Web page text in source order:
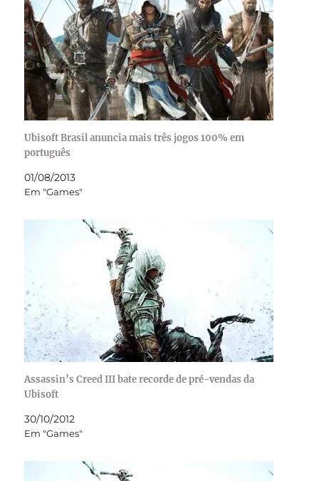
Ubisoft Brasil anuncia mais três jogos 100% em
português
01/08/2013
Em "Games"
Assassin’s Creed III bate recorde de pré-vendas da
Ubisoft
30/10/2012
Em "Games"